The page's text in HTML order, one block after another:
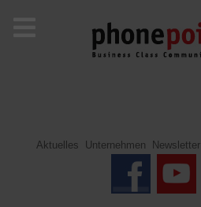
Aktuelles Unternehmen Newsletter